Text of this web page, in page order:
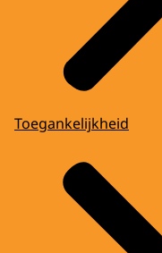
Toegankelijkheid